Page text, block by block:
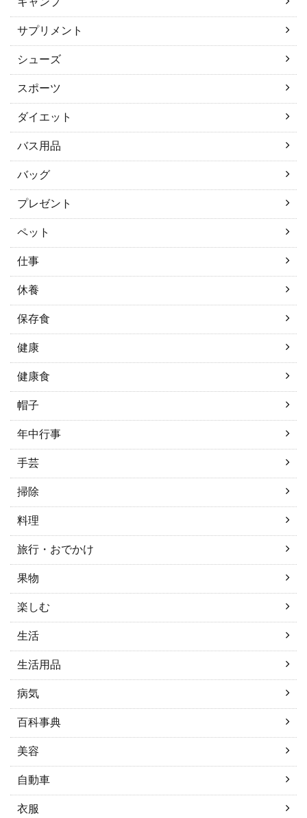
サプリメント
シューズ
スポーツ
ダイエット
バス用品
バッグ
プレゼント
ペット
仕事
休養
保存食
健康
健康食
帽子
年中行事
手芸
掃除
料理
旅行・おでかけ
果物
楽しむ
生活
生活用品
病気
百科事典
美容
自動車
衣服